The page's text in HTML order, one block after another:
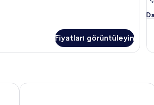
Fiyatları görüntüleyin
The Clermont London, Charing Cross